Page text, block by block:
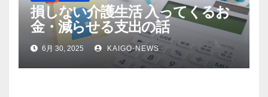
損しない介護生活 入ってくるお
金・減らせる支出の話
6月 30, 2025 KAIGO-NEWS